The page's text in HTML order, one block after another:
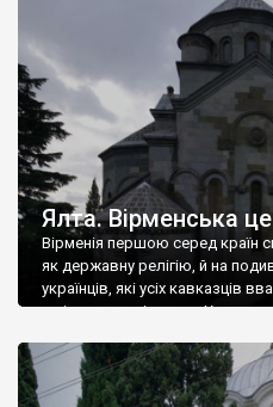
А потім було Хрещення Русі.
Ялта. Вірменська
Вірменія першою серед країн
як державну релігію, й на
українців, які усіх кавказців
є відданими вірянами Христа